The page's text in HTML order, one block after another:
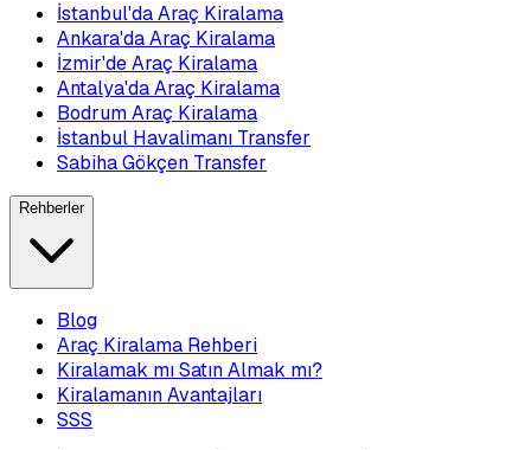
İstanbul'da Araç Kiralama
Ankara'da Araç Kiralama
İzmir'de Araç Kiralama
Antalya'da Araç Kiralama
Bodrum Araç Kiralama
İstanbul Havalimanı Transfer
Sabiha Gökçen Transfer
Rehberler
Blog
Araç Kiralama Rehberi
Kiralamak mı Satın Almak mı?
Kiralamanın Avantajları
SSS